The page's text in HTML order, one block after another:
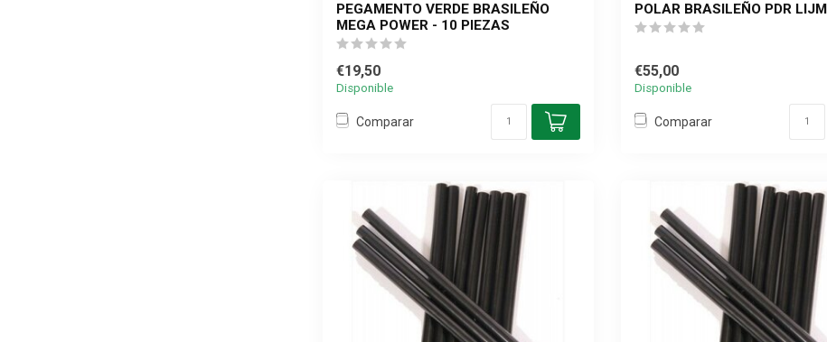
PEGAMENTO VERDE BRASILEÑO
MEGA POWER - 10 PIEZAS
€19,50
Disponible
Comparar
POLAR BRASILEÑO PDR
€55,00
Disponible
Comparar